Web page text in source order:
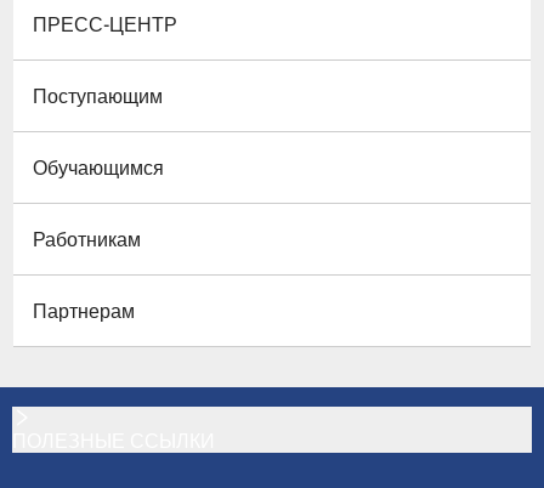
ПРЕСС-ЦЕНТР
Поступающим
Обучающимся
Работникам
Партнерам